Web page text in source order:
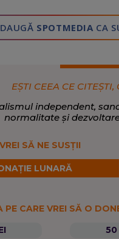
SPOTMEDIA CA
EȘTI CEEA CE
independent,
normalitate și
SĂ NE SUSȚII
LUNARĂ
PE CARE VREI SĂ O
50